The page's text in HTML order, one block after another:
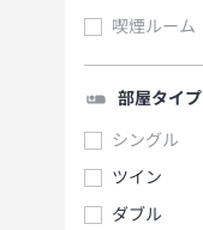
喫煙ルーム
部屋タイプ
シングル
ツイン
ダブル